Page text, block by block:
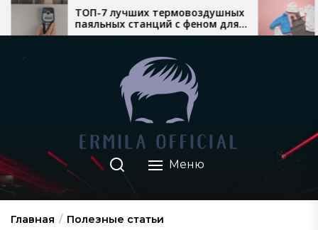
Перейтитермовоздушных
станций с феном для
монтажа
Який теплий
найкраще
взимку
Меню
Главная
Полезные статьи